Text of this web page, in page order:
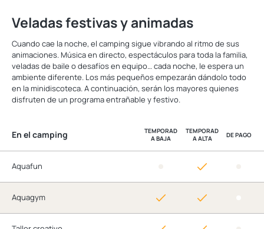
Veladas festivas y animadas
Cuando cae la noche, el camping sigue vibrando al ritmo de sus
animaciones. Música en directo, espectáculos para toda la familia,
veladas de baile o desafíos en equipo… cada noche, le espera un
ambiente diferente. Los más pequeños empezarán dándolo todo
en la minidiscoteca. A continuación, serán los mayores quienes
disfruten de un programa entrañable y festivo.
En el camping
TEMPORAD
A BAJA
TEMPORAD
A ALTA
DE PAGO
Aquafun
Aquagym